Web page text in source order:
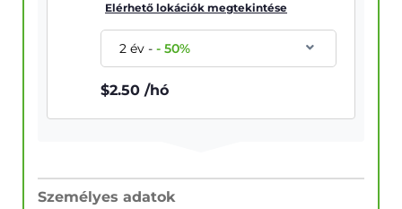
Elérhető lokációk megtekintése
2 év--50%
$2.50 /hó
Személyes adatok